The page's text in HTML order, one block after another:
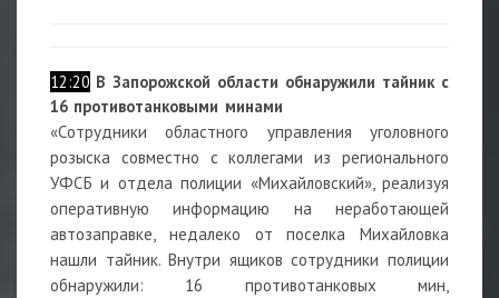
12:20 В Запорожской области обнаружили тайник с
16 противотанковыми минами
«Сотрудники областного управления уголовного
розыска совместно с коллегами из регионального
УФСБ и отдела полиции «Михайловский», реализуя
оперативную информацию на неработающей
автозаправке, недалеко от поселка Михайловка
нашли тайник. Внутри ящиков сотрудники полиции
обнаружили: 16 противотанковых мин,